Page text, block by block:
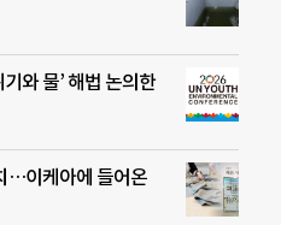
와 물’ 해법 논의한
…이케아에 들어온